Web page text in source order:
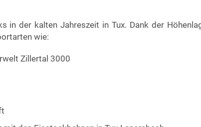
in der kalten Jahreszeit in Tux. Dank der
wie:
Zillertal 3000